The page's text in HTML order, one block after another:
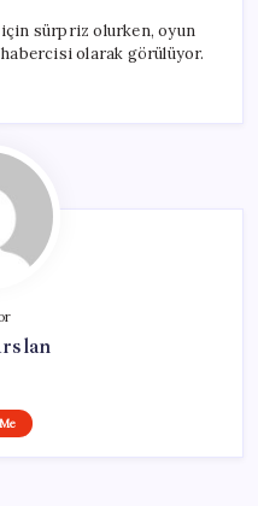
için sürpriz olurken, oyun
olarak görülüyor.